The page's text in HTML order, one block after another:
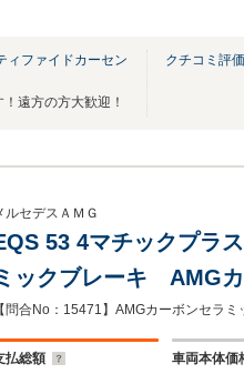
ィファイドカーセン
遠方の方大歓迎！
クチコミ評価
ルセデスＡＭＧ
53 4マチックプラ
ックブレーキ AMG
ーシブPKG リアコン
前後ドラレコ360
払総額 車両本体価